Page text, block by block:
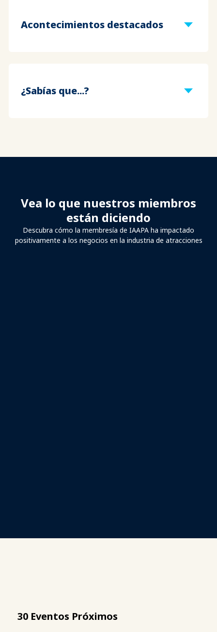
Acontecimientos destacados
¿Sabías que...?
Vea lo que nuestros miembros
están diciendo
Descubra cómo la membresía de IAAPA ha impactado
positivamente a los negocios en la industria de atracciones
30 Eventos Próximos